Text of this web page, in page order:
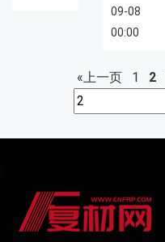
09-08
00:00
«上一页 1 2